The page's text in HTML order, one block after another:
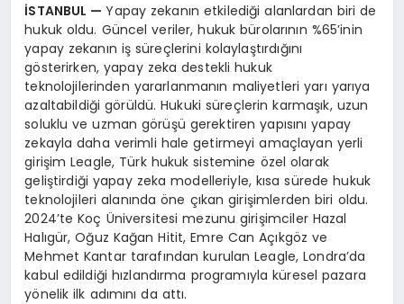
İSTANBUL —Yapay zekanın etkilediği alanlardan biri de
hukuk oldu. Güncel veriler, hukuk bürolarının %65’inin
yapay zekanın iş süreçlerini kolaylaştırdığını
gösterirken, yapay zeka destekli hukuk
teknolojilerinden yararlanmanın maliyetleri yarı yarıya
azaltabildiği görüldü. Hukuki süreçlerin karmaşık, uzun
soluklu ve uzman görüşü gerektiren yapısını yapay
zekayla daha verimli hale getirmeyi amaçlayan yerli
girişim Leagle, Türk hukuk sistemine özel olarak
geliştirdiği yapay zeka modelleriyle, kısa sürede hukuk
teknolojileri alanında öne çıkan girişimlerden biri oldu.
2024’te Koç Üniversitesi mezunu girişimciler Hazal
Halıgür, Oğuz Kağan Hitit, Emre Can Açıkgöz ve
Mehmet Kantar tarafından kurulan Leagle, Londra’da
kabul edildiği hızlandırma programıyla küresel pazara
yönelik ilk adımını da attı.